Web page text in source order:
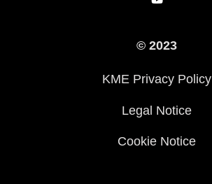
© 2023
KME Privacy Policy
Legal Notice
Cookie Notice